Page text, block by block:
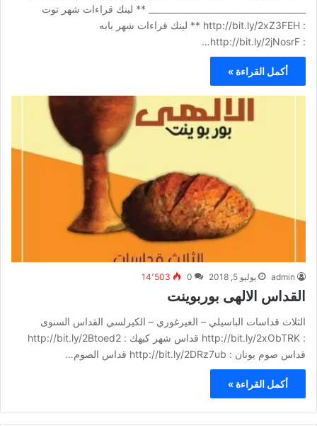
_____________________________________ ** لينك قراءات شهر توت
: http://bit.ly/2xZ3FEH ** لينك قراءات شهر بابه
: http://bit.ly/2jNosrF…
أكمل القراءة »
admin يوليو 5, 2018 0 14٬503
القداس الالهى بوربوينت
الثلاث قداسات الباسيلي – الغيرغوري – الكيرلسي القداس السنوى
: http://bit.ly/2xObTRK قداس شهر كيهك : http://bit.ly/2Btoed2
قداس صوم يونان : http://bit.ly/2DRz7ub قداس الصوم…
أكمل القراءة »